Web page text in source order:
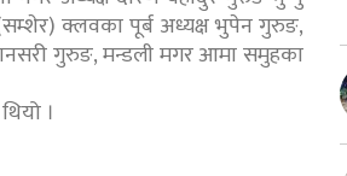
क्लवका पूर्ब अध्यक्ष भुपेन गुरुङ,
गुरुङ, मन्डली मगर आमा समुहका
।